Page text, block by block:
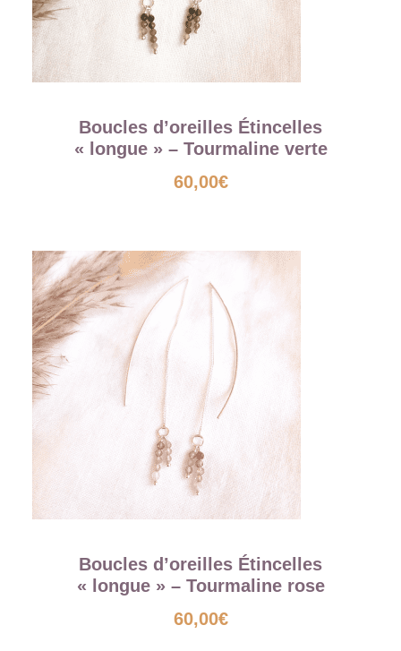
Boucles d’oreilles Étincelles
« longue » – Tourmaline verte
60,00€
Boucles d’oreilles Étincelles
« longue » – Tourmaline rose
60,00€